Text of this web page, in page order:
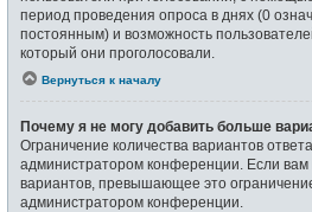
период проведения опроса в днях (0
постоянным) и возможность
который они проголосовали.
Вернуться к началу
Почему я не могу добавить больше
Ограничение количества вариантов
администратором конференции. Если вам
вариантов, превышающее это
администратором конференции.